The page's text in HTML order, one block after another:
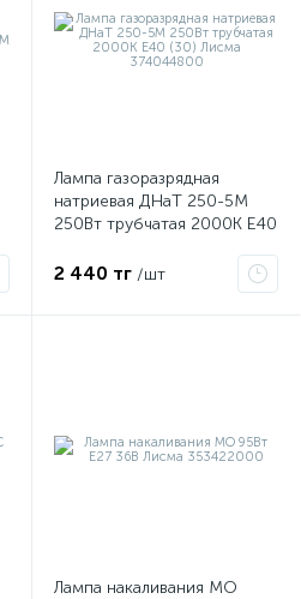
Лампа газоразрядная
натриевая ДНаТ 250-5М
250Вт трубчатая 2000К E40
2 440 тг /шт
Лампа накаливания МО